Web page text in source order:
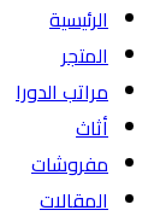
الرئيسية
المتجر
مراتب الدورا
أثاث
مفروشات
المقالات